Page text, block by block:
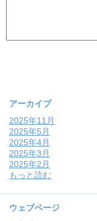
アーカイブ
2025年11月
2025年5月
2025年4月
2025年3月
2025年2月
もっと読む
ウェブページ